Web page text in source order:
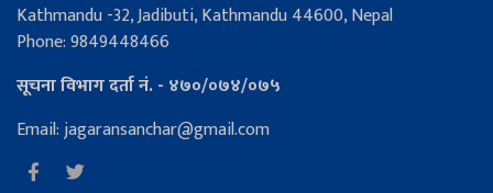
Kathmandu -32, Jadibuti, Kathmandu 44600, Nepal
Phone: 9849448466
सूचना विभाग दर्ता नं. - ४७०/०७४/०७५
Email: jagaransanchar@gmail.com